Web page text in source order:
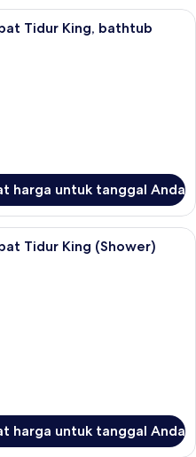
Brankas, meja kerja, ruang kerja
Tidur King, bathtub
harga untuk tanggal Anda
Brankas, meja kerja, ruang kerja
Tidur King (Shower)
harga untuk tanggal Anda